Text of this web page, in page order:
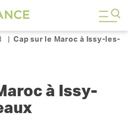
Cap sur le Maroc à Issy-les-
à Issy-